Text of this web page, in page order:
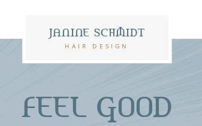
JANINE SCHMIDT
HAIR DESIGN
FEEL GOOD